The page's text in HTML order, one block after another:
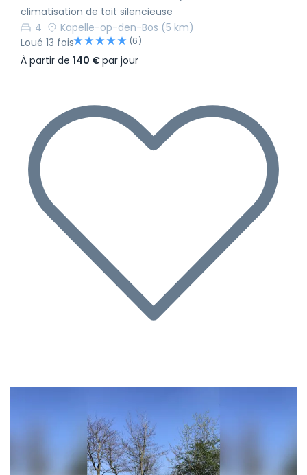
climatisation de toit silencieuse
4
Kapelle-op-den-Bos (5 km)
Loué 13 fois
(6)
À partir de 140 €par jour